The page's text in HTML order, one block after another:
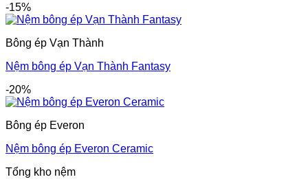
-15%
Bông ép Vạn Thành
Nệm bông ép Vạn Thành Fantasy
-20%
Bông ép Everon
Nệm bông ép Everon Ceramic
Tổng kho nệm